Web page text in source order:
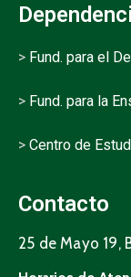
> Fund. para el
> Fund. para la
> Centro de
Contacto
25 de Mayo 19,